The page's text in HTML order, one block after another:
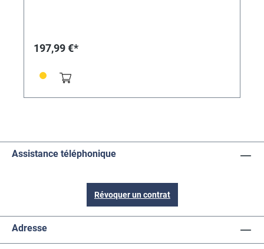
197,99 €*
Assistance téléphonique
Révoquer un contrat
Adresse